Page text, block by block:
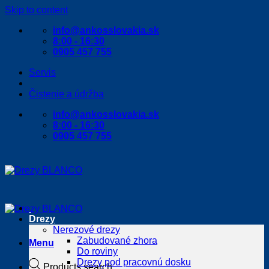
Skip to content
info@ankosslovakia.sk
8:00 - 16:30
0905 457 755
Servis
Čistenie a údržba
info@ankosslovakia.sk
8:00 - 16:30
0905 457 755
Menu
Products search
Drezy
Nerezové drezy
Zabudované zhora
Do roviny
Drezy pod pracovnú dosku